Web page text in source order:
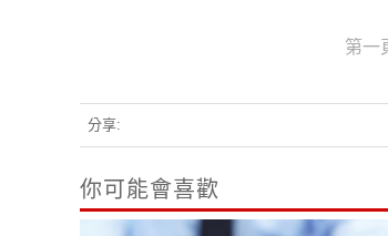
第一
分享:
你可能會喜歡